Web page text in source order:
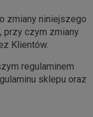
zmiany niniejszego
przy czym zmiany
Klientów.
regulaminem
sklepu oraz